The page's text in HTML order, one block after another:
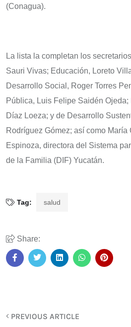
(Conagua).
La lista la completan los
Sauri Vivas; Educación, Loreto
Desarrollo Social, Roger Torres
Pública, Luis Felipe Saidén
Díaz Loeza; y de Desarrollo
Rodríguez Gómez; así como
Espinoza, directora del Sistema
de la Familia (DIF) Yucatán.
Tag: salud
Share:
PREVIOUS ARTICLE